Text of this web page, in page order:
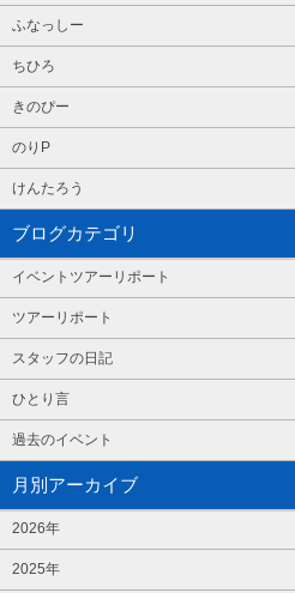
ふなっしー
ちひろ
きのぴー
のりP
けんたろう
ブログカテゴリ
イベントツアーリポート
ツアーリポート
スタッフの日記
ひとり言
過去のイベント
月別アーカイブ
2026年
2025年